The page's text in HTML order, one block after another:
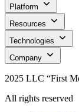
Platform
Resources
Technologies
Company
2025 LLC “First
All rights reserved